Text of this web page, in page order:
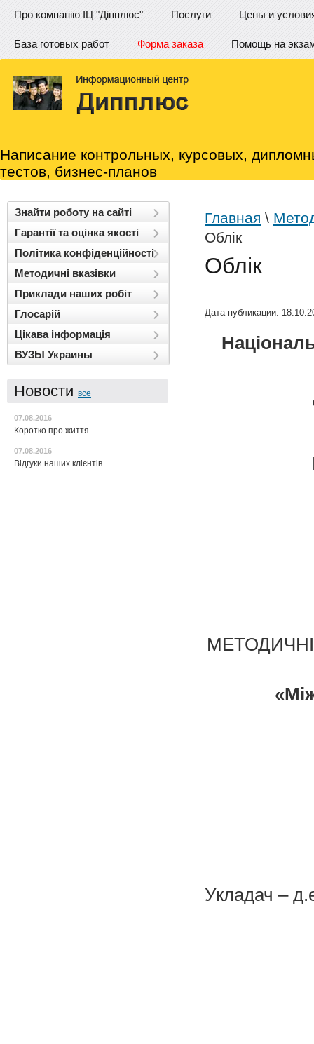
Про компанію ІЦ "Діпплюс" Послуги Цены и
База готовых работ Форма заказа Помощь на
Написание контрольных, курсовых,
тестов, бизнес-планов
Знайти роботу на сайті
Гарантії та оцінка якості
Політика конфіденційності
Методичні вказівки
Приклади наших робіт
Глосарій
Цікава інформація
ВУЗЫ Украины
Новости все
07.08.2016
Коротко про життя
07.08.2016
Відгуки наших клієнтів
Главная \
Облік
Облік
Дата публикации:
Укладач –